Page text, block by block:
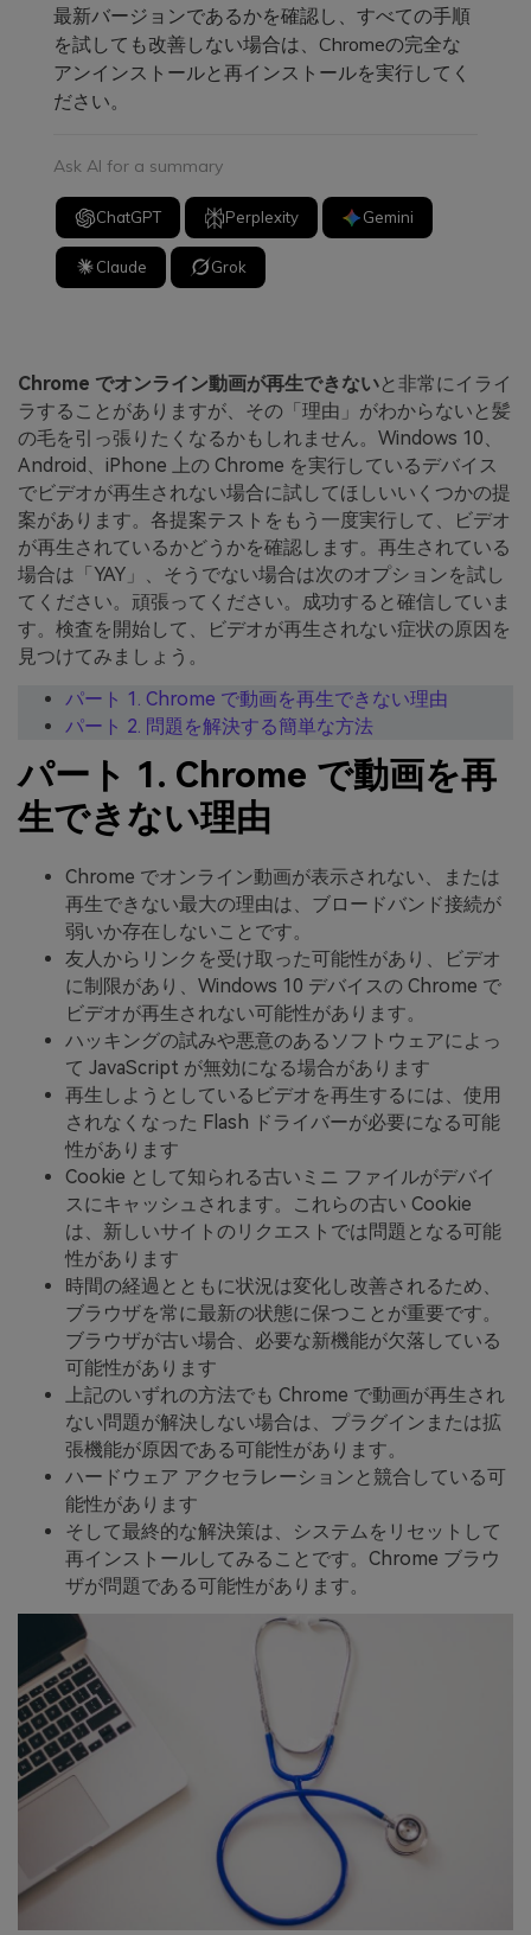
最新バージョンであるかを確認し、すべての手順
を試しても改善しない場合は、Chromeの完全な
アンインストールと再インストールを実行してく
ださい。
Ask AI for a summary
ChatGPT Perplexity Gemini
Claude Grok
Chrome でオンライン動画が再生できないと非常にイライ
ラすることがありますが、その「理由」がわからないと髪
の毛を引っ張りたくなるかもしれません。Windows 10、
Android、iPhone 上の Chrome を実行しているデバイス
でビデオが再生されない場合に試してほしいいくつかの提
案があります。各提案テストをもう一度実行して、ビデオ
が再生されているかどうかを確認します。再生されている
場合は「YAY」、そうでない場合は次のオプションを試し
てください。頑張ってください。成功すると確信していま
す。検査を開始して、ビデオが再生されない症状の原因を
見つけてみましょう。
パート 1. Chrome で動画を再生できない理由
パート 2. 問題を解決する簡単な方法
パート 1. Chrome で動画を再
生できない理由
Chrome でオンライン動画が表示されない、または
再生できない最大の理由は、ブロードバンド接続が
弱いか存在しないことです。
友人からリンクを受け取った可能性があり、ビデオ
に制限があり、Windows 10 デバイスの Chrome で
ビデオが再生されない可能性があります。
ハッキングの試みや悪意のあるソフトウェアによっ
て JavaScript が無効になる場合があります
再生しようとしているビデオを再生するには、使用
されなくなった Flash ドライバーが必要になる可能
性があります
Cookie として知られる古いミニ ファイルがデバイ
スにキャッシュされます。これらの古い Cookie
は、新しいサイトのリクエストでは問題となる可能
性があります
時間の経過とともに状況は変化し改善されるため、
ブラウザを常に最新の状態に保つことが重要です。
ブラウザが古い場合、必要な新機能が欠落している
可能性があります
上記のいずれの方法でも Chrome で動画が再生され
ない問題が解決しない場合は、プラグインまたは拡
張機能が原因である可能性があります。
ハードウェア アクセラレーションと競合している可
能性があります
そして最終的な解決策は、システムをリセットして
再インストールしてみることです。Chrome ブラウ
ザが問題である可能性があります。